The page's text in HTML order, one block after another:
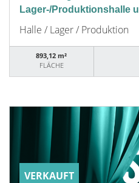
Lager-/Produktionshalle
Halle / Lager / Produktion
893,12 m²
FLÄCHE
VERKAUFT